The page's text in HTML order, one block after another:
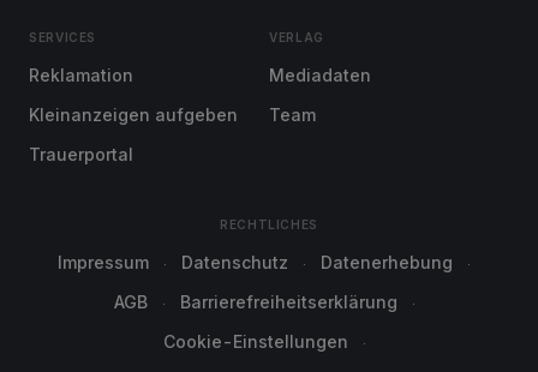
SERVICES
Reklamation
Kleinanzeigen aufgeben
Trauerportal
VERLAG
Mediadaten
Team
RECHTLICHES
Impressum Datenschutz
Datenerhebung
AGB
Barrierefreiheitserklärung
Cookie-Einstellungen